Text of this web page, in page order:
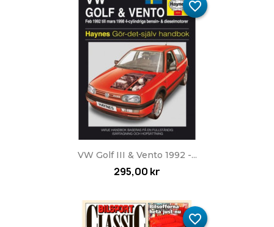
VW Golf III & Vento 1992 -...
295,00 kr
favorite_border
favorite_border